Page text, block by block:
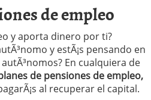
de empleo
y aporta dinero por ti?
y estÃ¡s pensando en
En cualquiera de
de pensiones de empleo,
al recuperar el capital.